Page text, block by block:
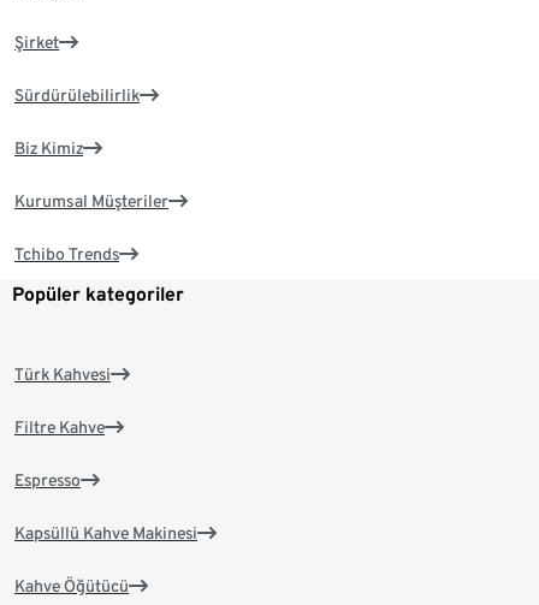
Şirket
Sürdürülebilirlik
Biz Kimiz
Kurumsal Müşteriler
Tchibo Trends
Popüler kategoriler
Türk Kahvesi
Filtre Kahve
Espresso
Kapsüllü Kahve Makinesi
Kahve Öğütücü